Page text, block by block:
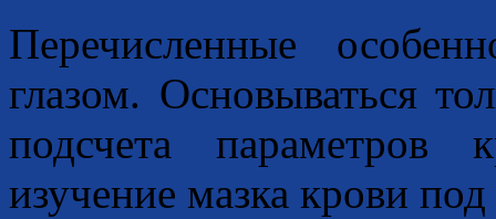
Перечисленные
глазом. Основываться
подсчета параметров
изучение мазка крови